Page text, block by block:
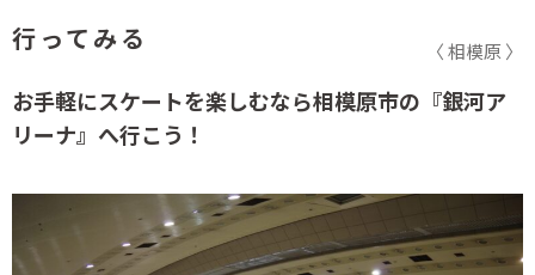
行ってみる 〈 相模原 〉
お手軽にスケートを楽しむなら相模原市の『銀河ア
リーナ』へ行こう！